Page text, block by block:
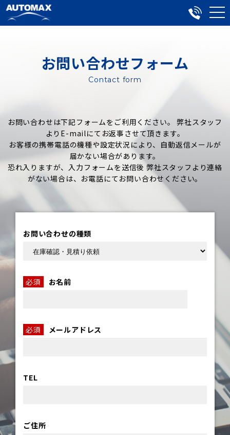
お問い合わせフォーム
Contact form
お問い合わせは下記フォームをご利用ください。 弊社スタッフ
よりE-mailにてお返事させて頂きます。
お客様の携帯電話の機種や設定状況により、自動返信メールが
届かない場合があります。
恐れ入りますが、入力フォームを送信後 弊社スタッフより連絡
がない場合は、お電話にてお問い合わせください。
お問い合わせの種類
必須 お名前
必須 メールアドレス
TEL
ご住所